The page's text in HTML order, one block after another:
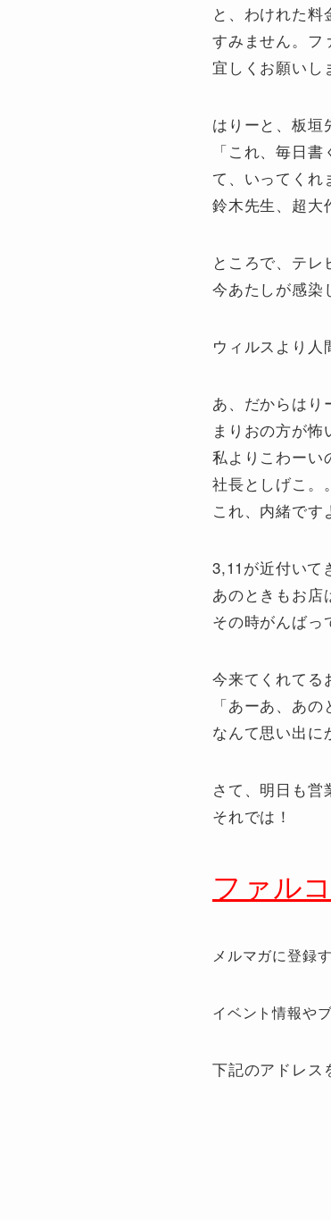
と、わけれた料
すみません。フ
宜しくお願いし
はりーと、板垣
「これ、毎日書
て、いってくれ
鈴木先生、超
ところで、テ
今あたしが感染
ウィルスより人
あ、だからはり
まりおの方が怖
私よりこわーい
社長としげこ。。
これ、内緒です
3,11が近付いて
あのときもお店
その時がんばっ
今来てくれてる
「あーあ、あ
なんて思い出に
さて、明日も営
それでは！
ファル
メルマガに登録
イベント情報や
下記のアドレス